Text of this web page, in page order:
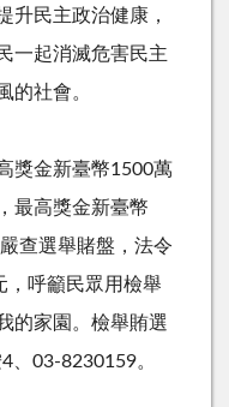
升民主政治健康，
一起消滅危害民主
的社會。
獎金新臺幣1500萬
最高獎金新臺幣
查選舉賭盤，法令
，呼籲民眾用檢舉
的家園。檢舉賄選
、03-8230159。